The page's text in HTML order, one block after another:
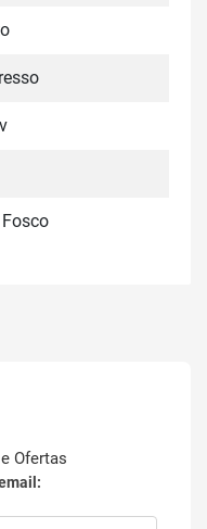
Ofertas